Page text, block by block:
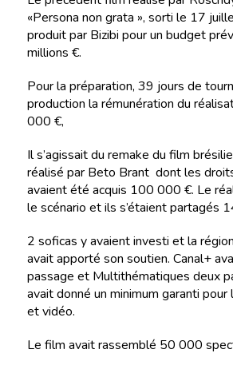
«Persona non grata », sorti le 17
produit par Bizibi pour un budget
millions €.
Pour la préparation, 39 jours de
production la rémunération du
000 €,
Il s’agissait du remake du film
réalisé par Beto Brant dont les
avaient été acquis 100 000 €. Le
le scénario et ils s’étaient partagés
2 soficas y avaient investi et la
avait apporté son soutien. Canal+
passage et Multithématiques deux
avait donné un minimum garanti
et vidéo.
Le film avait rassemblé 50 000